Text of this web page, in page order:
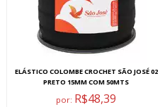
ELÁSTICO COLOMBE CROCHET SÃO JOSÉ 02
PRETO 15MM COM 50MTS
por: R$48,39